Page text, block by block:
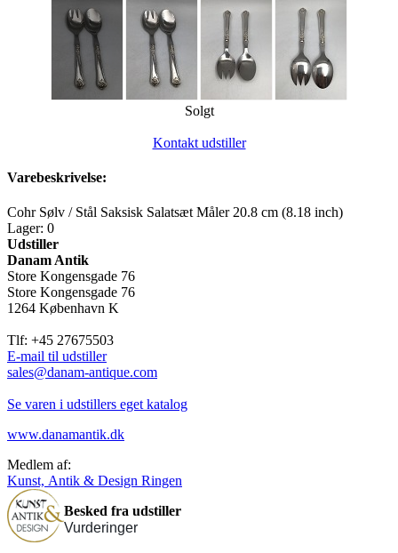
Solgt
Kontakt udstiller
Varebeskrivelse:
Cohr Sølv / Stål Saksisk Salatsæt Måler 20.8 cm (8.18 inch)
Lager: 0
Udstiller
Danam Antik
Store Kongensgade 76
Store Kongensgade 76
1264 København K
Tlf: +45 27675503
E-mail til udstiller
sales@danam-antique.com
Se varen i udstillers eget katalog
www.danamantik.dk
Medlem af:
Kunst, Antik & Design Ringen
Besked fra udstiller
Vurderinger